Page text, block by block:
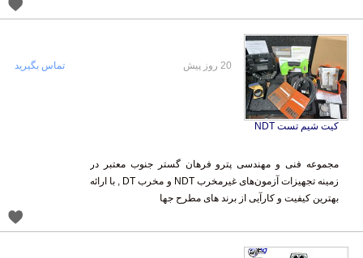
کیت شیم تست NDT
مجموعه فنی و مهندسی پترو فرهان گستر جنوب معتبر در
زمینه تجهیزات آزمون‌های غیرمخرب NDT و مخرب DT , با ارائه
بهترین کیفیت و کارآیی از برند های مطرح جها
20 روز پیش تماس بگیرید